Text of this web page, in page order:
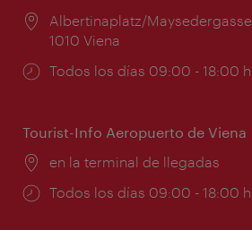
Lugar:
Albertinaplatz/Maysedergasse
1010 Viena
Horarios
Todos los días 09:00 - 18:00 h
Tourist-Info Aeropuerto de Viena
Lugar:
en la terminal de llegadas
Horarios
Todos los días 09:00 - 18:00 h